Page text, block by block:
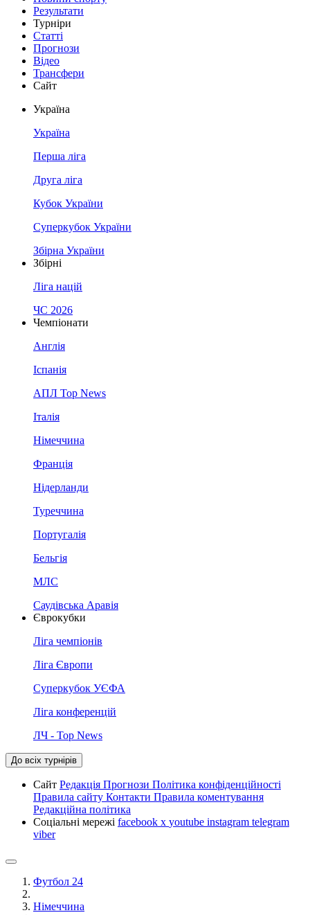
Результати
Турніри
Статті
Прогнози
Відео
Трансфери
Сайт
Україна
Україна
Перша ліга
Друга ліга
Кубок України
Суперкубок України
Збірна України
Збірні
Ліга націй
ЧС 2026
Чемпіонати
Англія
Іспанія
АПЛ Top News
Італія
Німеччина
Франція
Нідерланди
Туреччина
Португалія
Бельгія
МЛС
Саудівська Аравія
Єврокубки
Ліга чемпіонів
Ліга Європи
Суперкубок УЄФА
Ліга конференцій
ЛЧ - Top News
До всіх турнірів
Сайт Редакція Прогнози Політика конфіденційності
Правила сайту Контакти Правила коментування
Редакційна політика
Соціальні мережі facebook x youtube instagram telegram
viber
Футбол 24
Німеччина